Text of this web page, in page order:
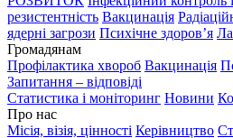
резистентність Вакцинація
ядерні загрози Психічне здоров’я
Громадянам
Профілактика хвороб Вакцинація
Запитання – відповіді
Статистика і моніторинг Новини
Про нас
Місія, візія, цінності Керівництво